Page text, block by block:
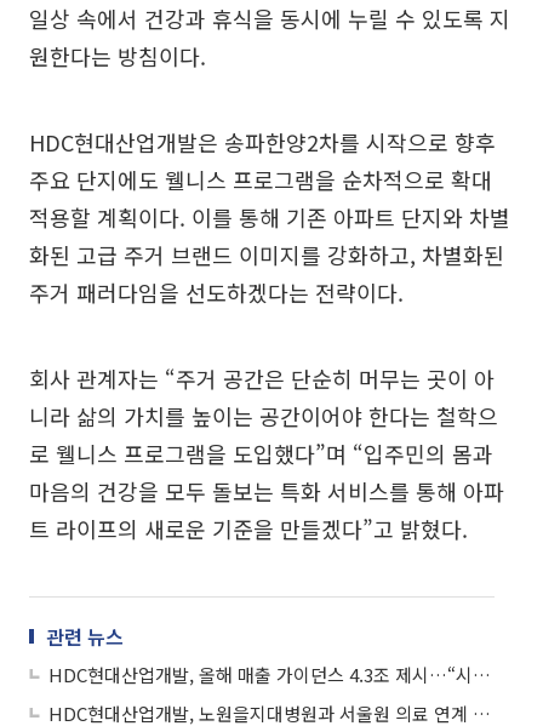
일상 속에서 건강과 휴식을 동시에 누릴 수 있도록 지
원한다는 방침이다.
HDC현대산업개발은 송파한양2차를 시작으로 향후
주요 단지에도 웰니스 프로그램을 순차적으로 확대
적용할 계획이다. 이를 통해 기존 아파트 단지와 차별
화된 고급 주거 브랜드 이미지를 강화하고, 차별화된
주거 패러다임을 선도하겠다는 전략이다.
회사 관계자는 “주거 공간은 단순히 머무는 곳이 아
니라 삶의 가치를 높이는 공간이어야 한다는 철학으
로 웰니스 프로그램을 도입했다”며 “입주민의 몸과
마음의 건강을 모두 돌보는 특화 서비스를 통해 아파
트 라이프의 새로운 기준을 만들겠다”고 밝혔다.
관련 뉴스
HDC현대산업개발, 올해 매출 가이던스 4.3조 제시…“시장 평가 긍정적”
HDC현대산업개발, 노원을지대병원과 서울원 의료 연계 협약